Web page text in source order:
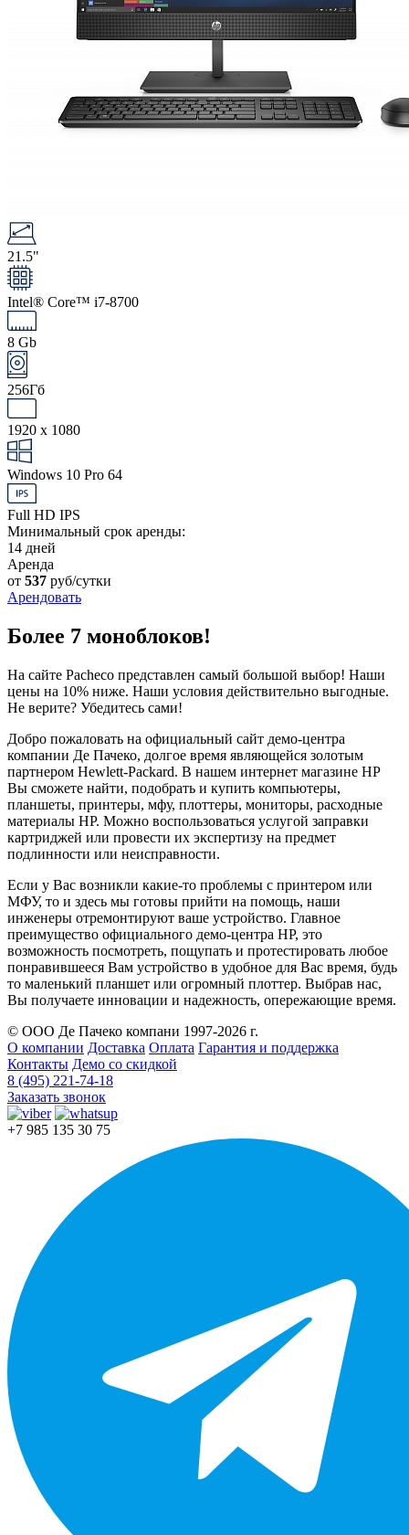
21.5"
Intel® Core™ i7-8700
8 Gb
256Гб
1920 x 1080
Windows 10 Pro 64
Full HD IPS
Минимальный срок аренды:
14 дней
Аренда
от 537 руб/сутки
Арендовать
Более 7 моноблоков!
На сайте Pacheco представлен самый большой выбор! Наши
цены на 10% ниже. Наши условия действительно выгодные.
Не верите? Убедитесь сами!
Добро пожаловать на официальный сайт демо-центра
компании Де Пачеко, долгое время являющейся золотым
партнером Hewlett-Packard. В нашем интернет магазине HP
Вы сможете найти, подобрать и купить компьютеры,
планшеты, принтеры, мфу, плоттеры, мониторы, расходные
материалы HP. Можно воспользоваться услугой заправки
картриджей или провести их экспертизу на предмет
подлинности или неисправности.
Если у Вас возникли какие-то проблемы с принтером или
МФУ, то и здесь мы готовы прийти на помощь, наши
инженеры отремонтируют ваше устройство. Главное
преимущество официального демо-центра HP, это
возможность посмотреть, пощупать и протестировать любое
понравившееся Вам устройство в удобное для Вас время, будь
то маленький планшет или огромный плоттер. Выбрав нас,
Вы получаете инновации и надежность, опережающие время.
© ООО Де Пачеко компани 1997-2026 г.
О компании Доставка Оплата Гарантия и поддержка
Контакты Демо со скидкой
8 (495) 221-74-18
Заказать звонок
+7 985 135 30 75